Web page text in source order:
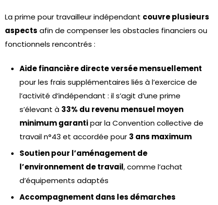
La prime pour travailleur indépendant couvre plusieurs
aspects afin de compenser les obstacles financiers ou
fonctionnels rencontrés :
Aide financière directeversée mensuellement
pour les frais supplémentaires liés à l’exercice de
l’activité d’indépendant : il s’agit d’une prime
s’élevant à 33% du revenu mensuel moyen
minimum garantipar la Convention collective de
travail n°43 et accordée pour 3 ans maximum
Soutien pour l’aménagement de
l’environnement de travail, comme l’achat
d’équipements adaptés
Accompagnement dans les démarches